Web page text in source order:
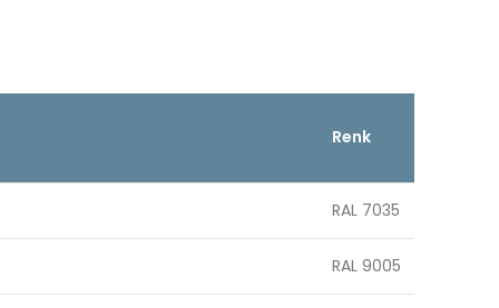
Renk
RAL 7035
RAL 9005